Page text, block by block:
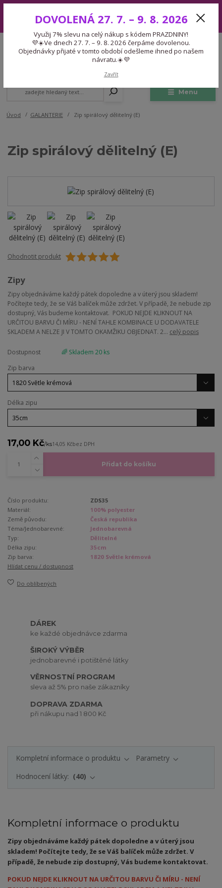
7. – 9. 8. 2026 čerpáme dovolenou. Objednávky přijaté v tomto období
odešleme ihned po našem návratu.☀️💜
Menu
CZK
Expedice 775 866 913
Po-Čt 9-15:30 Pá 9-14:30 Pauza 13-13:45
Úvod GALANTERIE Zip spirálový dělitelný (E)
Zip spirálový dělitelný (E)
Ohodnotit produkt
Zipy
Zipy objednáváme každý pátek dopoledne a v úterý jsou skladem!
Počítejte tedy, že se Váš balíček může zdržet. V případě, že nebude zip
dostupný, Vás budeme kontaktovat. POKUD NEJDE KLIKNOUT NA
URČITOU BARVU ČI MÍRU - NENÍ TAHLE KOMBINACE U DODAVATELE
SKLADEM A NELZE JI V TOMTO OKAMŽIKU OBJEDNAT. 2... celý popis
Dostupnost
🌈 Skladem 20 ks
Zip barva
Délka zipu
17,00 Kč/ks14,05 Kčbez DPH
Přidat do košíku
Číslo produktu:
ZDS35
Materiál:
100% polyester
Země původu:
Česká republika
Téma/Jednobarevné:
Jednobarevná
Typ:
Dělitelné
Délka zipu:
35cm
Zip barva:
1820 Světle krémová
Hlídat cenu / dostupnost
Do oblíbených
DÁREK
ke každé objednávce zdarma
ŠIROKÝ VÝBĚR
jednobarevné i potištěné látky
VĚRNOSTNÍ PROGRAM
sleva až 5% pro naše zákazníky
DOPRAVA ZDARMA
při nákupu nad 1 800 Kč
Kompletní informace o produktu
Parametry
Hodnocení látky:
40
Kompletní informace o produktu
Zipy objednáváme každý pátek dopoledne a v úterý jsou
skladem! Počítejte tedy, že se Váš balíček může zdržet. V
případě, že nebude zip dostupný, Vás budeme kontaktovat.
POKUD NEJDE KLIKNOUT NA URČITOU BARVU ČI MÍRU - NENÍ
DOVOLENÁ 27. 7. – 9. 8. 2026
Využij 7% slevu na celý nákup s kódem PRAZDNINY!
💜☀️Ve dnech 27. 7. – 9. 8. 2026 čerpáme dovolenou.
Objednávky přijaté v tomto období odešleme ihned po našem
návratu.☀️💜
Zavřít